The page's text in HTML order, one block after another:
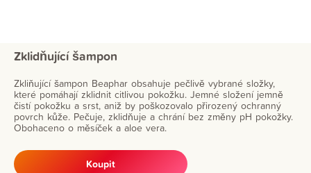
Zklidňující šampon
Zkliňující šampon Beaphar obsahuje pečlivě vybrané složky,
které pomáhají zklidnit citlivou pokožku. Jemné složení jemně
čistí pokožku a srst, aniž by poškozovalo přirozený ochranný
povrch kůže. Pečuje, zklidňuje a chrání bez změny pH pokožky.
Obohaceno o měsíček a aloe vera.
Koupit